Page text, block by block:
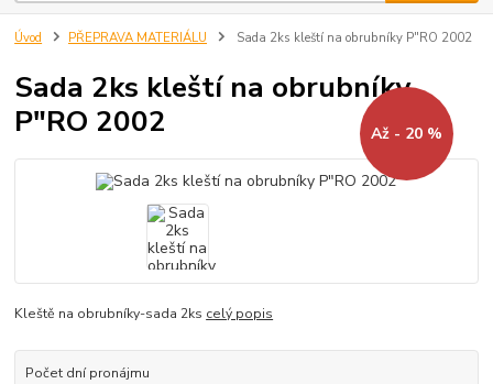
Úvod PŘEPRAVA MATERIÁLU Sada 2ks kleští na obrubníky P"RO 2002
Sada 2ks kleští na obrubníky
P"RO 2002
Až - 20 %
Kleště na obrubníky-sada 2ks celý popis
Počet dní pronájmu